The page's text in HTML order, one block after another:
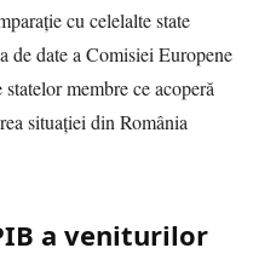
cu celelalte state
de date a Comisiei Europene
membre ce acoperă
situaţiei din România
a veniturilor